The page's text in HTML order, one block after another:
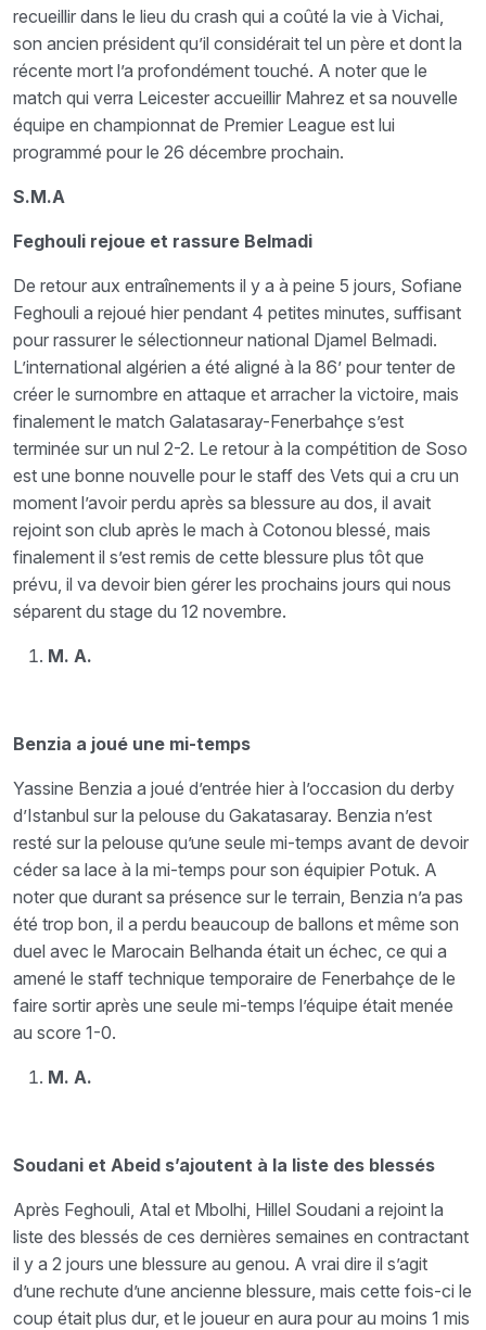
recueillir dans le lieu du crash qui a coûté la vie à Vichai,
son ancien président qu’il considérait tel un père et dont la
récente mort l’a profondément touché. A noter que le
match qui verra Leicester accueillir Mahrez et sa nouvelle
équipe en championnat de Premier League est lui
programmé pour le 26 décembre prochain.
S.M.A
Feghouli rejoue et rassure Belmadi
De retour aux entraînements il y a à peine 5 jours, Sofiane
Feghouli a rejoué hier pendant 4 petites minutes, suffisant
pour rassurer le sélectionneur national Djamel Belmadi.
L’international algérien a été aligné à la 86’ pour tenter de
créer le surnombre en attaque et arracher la victoire, mais
finalement le match Galatasaray-Fenerbahçe s’est
terminée sur un nul 2-2. Le retour à la compétition de Soso
est une bonne nouvelle pour le staff des Vets qui a cru un
moment l’avoir perdu après sa blessure au dos, il avait
rejoint son club après le mach à Cotonou blessé, mais
finalement il s’est remis de cette blessure plus tôt que
prévu, il va devoir bien gérer les prochains jours qui nous
séparent du stage du 12 novembre.
M. A.
Benzia a joué une mi-temps
Yassine Benzia a joué d’entrée hier à l’occasion du derby
d’Istanbul sur la pelouse du Gakatasaray. Benzia n’est
resté sur la pelouse qu’une seule mi-temps avant de devoir
céder sa lace à la mi-temps pour son équipier Potuk. A
noter que durant sa présence sur le terrain, Benzia n’a pas
été trop bon, il a perdu beaucoup de ballons et même son
duel avec le Marocain Belhanda était un échec, ce qui a
amené le staff technique temporaire de Fenerbahçe de le
faire sortir après une seule mi-temps l’équipe était menée
au score 1-0.
M. A.
Soudani et Abeid s’ajoutent à la liste des blessés
Après Feghouli, Atal et Mbolhi, Hillel Soudani a rejoint la
liste des blessés de ces dernières semaines en contractant
il y a 2 jours une blessure au genou. A vrai dire il s’agit
d’une rechute d’une ancienne blessure, mais cette fois-ci le
coup était plus dur, et le joueur en aura pour au moins 1 mis